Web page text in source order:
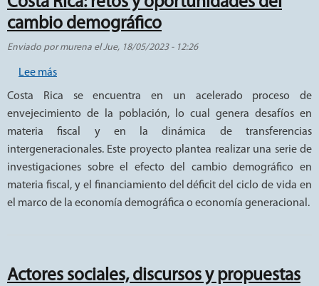
cambio demográfico
Enviado pormurena elJue, 18/05/2023 - 12:26
Lee mássobre Análisis de la economía generacional en Costa
Costa Rica se encuentra en un acelerado proceso de
envejecimiento de la población, lo cual genera desafíos en
materia fiscal y en la dinámica de transferencias
intergeneracionales. Este proyecto plantea realizar una serie de
investigaciones sobre el efecto del cambio demográfico en
materia fiscal, y el financiamiento del déficit del ciclo de vida en
el marco de la economía demográfica o economía generacional.
Actores sociales, discursos y propuestas